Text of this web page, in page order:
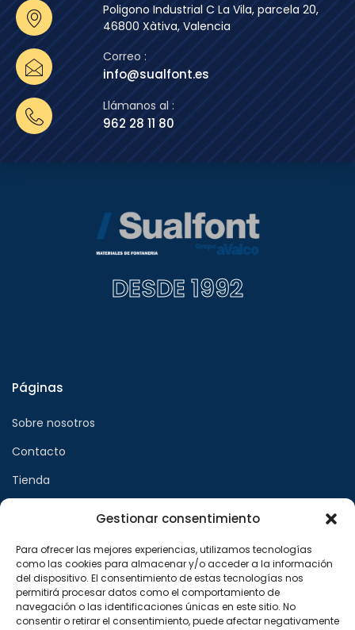
Gestionar consentimiento
Para ofrecer las mejores experiencias, utilizamos tecnologías
como las cookies para almacenar y/o acceder a la información
del dispositivo. El consentimiento de estas tecnologías nos
permitirá procesar datos como el comportamiento de
navegación o las identificaciones únicas en este sitio. No
consentir o retirar el consentimiento, puede afectar negativamente
Poligono Industrial C La Vila, parcela 20,
46800 Xàtiva, Valencia
Correo :
info@sualfont.es
Llámanos al :
962 28 11 80
DESDE 1992
Páginas
Sobre nosotros
Contacto
Tienda
Aviso legal
Política de privacidad